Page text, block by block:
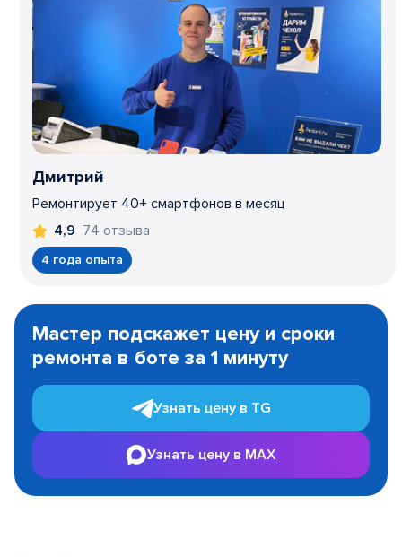
Дмитрий
Ремонтирует 40+ смартфонов в месяц
4,9 74 отзыва
4 года опыта
1
Мастер подскажет цену и сроки
ремонта в боте за 1 минуту
Узнать цену в TG
Узнать цену в MAX